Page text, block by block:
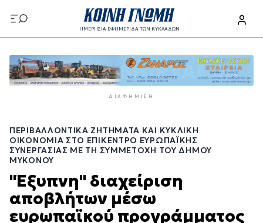
προς
το
περιεχόμενο
ΗΜΕΡΗΣΙΑ ΕΦΗΜΕΡΙΔΑ ΤΩΝ ΚΥΚΛΑΔΩΝ
προς
το
κυρίως
ΔΙΑΦΉΜΙΣΗ
ΠΕΡΙΒΑΛΛΟΝΤΙΚΆ ΖΗΤΉΜΑΤΑ ΚΑΙ ΚΥΚΛΙΚΉ
ΟΙΚΟΝΟΜΊΑ ΣΤΟ ΕΠΊΚΕΝΤΡΟ ΕΥΡΩΠΑΪΚΉΣ
ΣΥΝΕΡΓΑΣΊΑΣ ΜΕ ΤΗ ΣΥΜΜΕΤΟΧΉ ΤΟΥ ΔΉΜΟΥ
ΜΥΚΌΝΟΥ
"Έξυπνη" διαχείριση
αποβλήτων μέσω
ευρωπαϊκού προγράμματος